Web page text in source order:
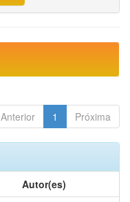
Anterior 1 Próxima
Autor(es)